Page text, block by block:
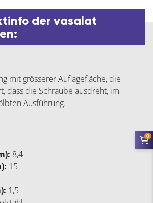
der vasalat
mit grösserer Auflagefläche, die
dass die Schraube ausdreht, im
Ausführung.
8,4
15
1,5
0